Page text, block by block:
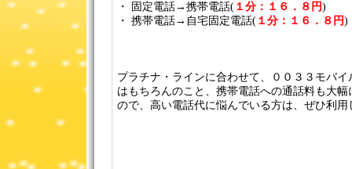
・ 固定電話→携帯電話(１分：１６．８円)
・ 携帯電話→自宅固定電話(１分：１６．８円)
プラチナ・ラインに合わせて、００３３モバ
はもちろんのこと、携帯電話への通話料も大
ので、高い電話代に悩んでいる方は、ぜひ利